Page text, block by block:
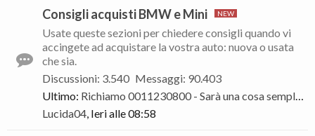
Consigli acquisti BMW e Mini
Usate queste sezioni per chiedere consigli quando vi
accingete ad acquistare la vostra auto: nuova o usata
che sia.
Discussioni: 3.540 Messaggi: 90.403
Ultimo: Richiamo 0011230800 - Sarà una cosa semplice... (ultime parole famose)
Lucida04, Ieri alle 08:58